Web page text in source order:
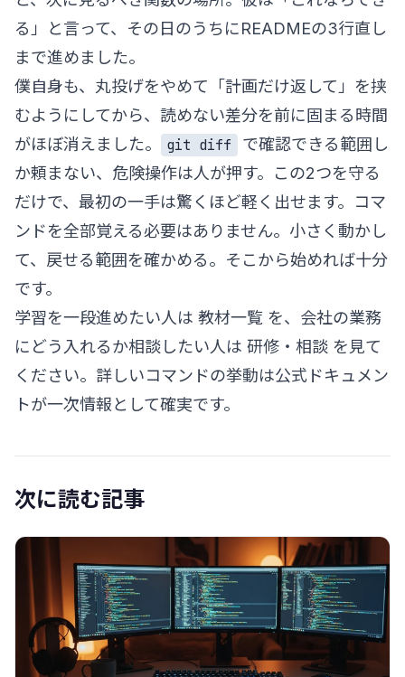
る」と言って、その日のうちにREADMEの3行直し
まで進めました。
僕自身も、丸投げをやめて「計画だけ返して」を挟
むようにしてから、読めない差分を前に固まる時間
がほぼ消えました。
git diff
で確認できる範囲し
か頼まない、危険操作は人が押す。この2つを守る
だけで、最初の一手は驚くほど軽く出せます。コマ
ンドを全部覚える必要はありません。小さく動かし
て、戻せる範囲を確かめる。そこから始めれば十分
です。
学習を一段進めたい人は 教材一覧 を、会社の業務
にどう入れるか相談したい人は 研修・相談 を見て
ください。詳しいコマンドの挙動は公式ドキュメン
トが一次情報として確実です。
次に読む記事